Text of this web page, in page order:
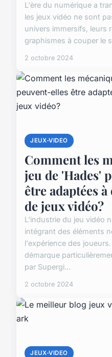
L'ère du numérique a
les jeux vidéo ne sont
univers immersifs, leurs
graphismes à couper le
2 octobre 2024
JEUX-VIDEO
Comment les
jeu de 'Hades'
être adaptées
de jeux vidéo?
L'industrie du jeu vidéo
intégrant des éléments
l'expérience des
démarque
par Supergi...
2 octobre 2024
JEUX-VIDEO